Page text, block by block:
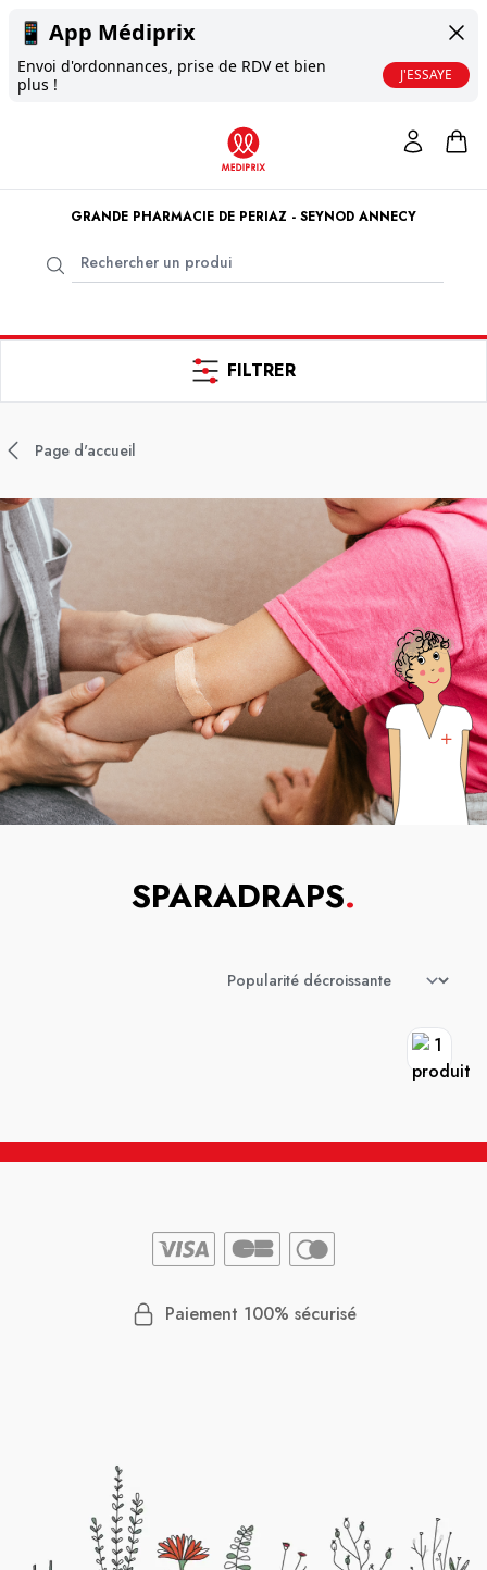
📱 App Médiprix
Envoi d'ordonnances, prise de RDV et bien
plus !
J'ESSAYE
GRANDE PHARMACIE DE PERIAZ - SEYNOD ANNECY
FILTRER
Page d'accueil
SPARADRAPS.
Paiement 100% sécurisé